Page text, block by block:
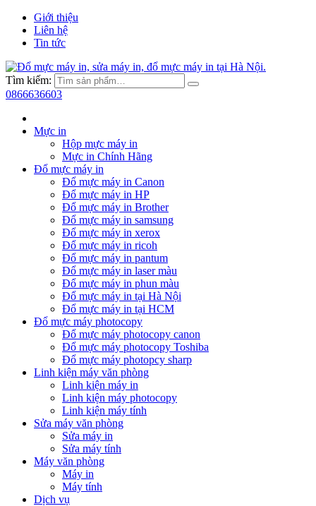
Giới thiệu
Liên hệ
Tin tức
Tìm kiếm:
0866636603
Mực in
Hộp mực máy in
Mực in Chính Hãng
Đổ mực máy in
Đổ mực máy in Canon
Đổ mực máy in HP
Đổ mực máy in Brother
Đổ mực máy in samsung
Đổ mực máy in xerox
Đổ mực máy in ricoh
Đổ mực máy in pantum
Đổ mực máy in laser màu
Đổ mực máy in phun màu
Đổ mực máy in tại Hà Nội
Đổ mực máy in tại HCM
Đổ mực máy photocopy
Đổ mực máy photocopy canon
Đổ mực máy photocopy Toshiba
Đổ mực máy photopcy sharp
Linh kiện máy văn phòng
Linh kiện máy in
Linh kiện máy photocopy
Linh kiện máy tính
Sửa máy văn phòng
Sửa máy in
Sửa máy tính
Máy văn phòng
Máy in
Máy tính
Dịch vụ